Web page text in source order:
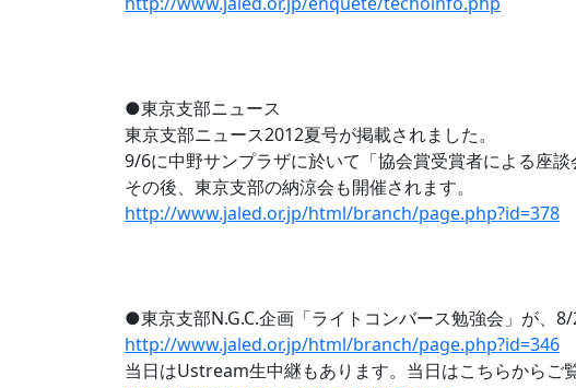
●東京支部ニュース
東京支部ニュース2012夏号が掲載されました。
9/6に中野サンプラザに於いて「協会賞受賞者による座談
その後、東京支部の納涼会も開催されます。
http://www.jaled.or.jp/html/branch/page.php?id=378
●東京支部N.G.C.企画「ライトコンバース勉強会」が、
http://www.jaled.or.jp/html/branch/page.php?id=346
当日はUstream生中継もあります。当日はこちらからご覧